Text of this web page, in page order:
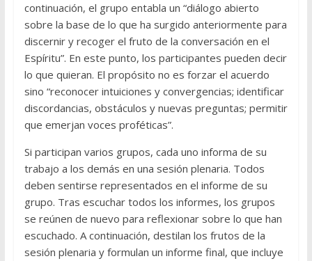
continuación, el grupo entabla un “diálogo abierto
sobre la base de lo que ha surgido anteriormente para
discernir y recoger el fruto de la conversación en el
Espíritu”. En este punto, los participantes pueden decir
lo que quieran. El propósito no es forzar el acuerdo
sino “reconocer intuiciones y convergencias; identificar
discordancias, obstáculos y nuevas preguntas; permitir
que emerjan voces proféticas”.
Si participan varios grupos, cada uno informa de su
trabajo a los demás en una sesión plenaria. Todos
deben sentirse representados en el informe de su
grupo. Tras escuchar todos los informes, los grupos
se reúnen de nuevo para reflexionar sobre lo que han
escuchado. A continuación, destilan los frutos de la
sesión plenaria y formulan un informe final, que incluye